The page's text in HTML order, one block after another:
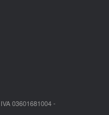
03601681004 -